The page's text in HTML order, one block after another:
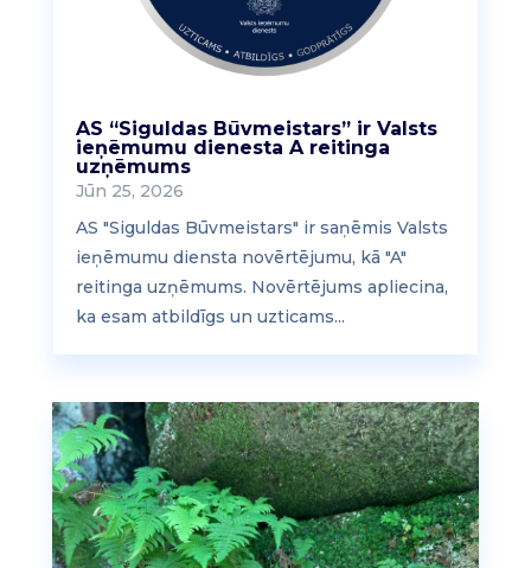
AS “Siguldas Būvmeistars” ir Valsts
ieņēmumu dienesta A reitinga
uzņēmums
Jūn 25, 2026
AS "Siguldas Būvmeistars" ir saņēmis Valsts
ieņēmumu diensta novērtējumu, kā "A"
reitinga uzņēmums. Novērtējums apliecina,
ka esam atbildīgs un uzticams...